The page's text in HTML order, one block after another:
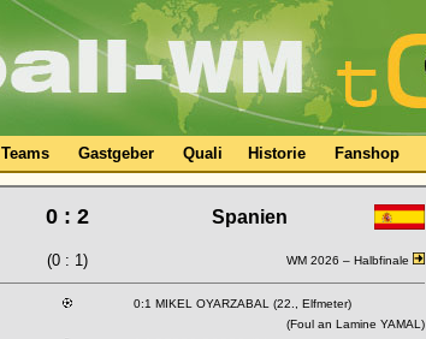
Teams Gastgeber Quali Historie Fanshop
0 : 2 Spanien
(0 : 1) WM 2026 – Halbfinale
0:1 MIKEL OYARZABAL (22., Elfmeter)
(Foul an Lamine YAMAL)